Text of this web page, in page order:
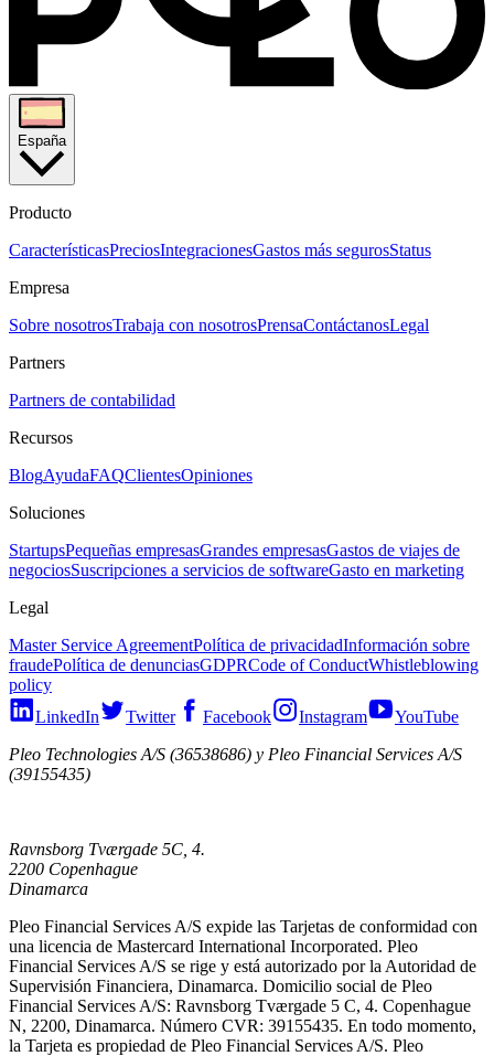
España
Producto
CaracterísticasPreciosIntegracionesGastos más segurosStatus
Empresa
Sobre nosotrosTrabaja con nosotrosPrensaContáctanosLegal
Partners
Partners de contabilidad
Recursos
BlogAyudaFAQClientesOpiniones
Soluciones
StartupsPequeñas empresasGrandes empresasGastos de viajes de
negociosSuscripciones a servicios de softwareGasto en marketing
Legal
Master Service AgreementPolítica de privacidadInformación sobre
fraudePolítica de denunciasGDPRCode of ConductWhistleblowing
policy
LinkedIn
Twitter Facebook Instagram
YouTube
Pleo Technologies A/S (36538686) y Pleo Financial Services A/S
(39155435)
Ravnsborg Tværgade 5C, 4.
2200 Copenhague
Dinamarca
Pleo Financial Services A/S expide las Tarjetas de conformidad con
una licencia de Mastercard International Incorporated. Pleo
Financial Services A/S se rige y está autorizado por la Autoridad de
Supervisión Financiera, Dinamarca. Domicilio social de Pleo
Financial Services A/S: Ravnsborg Tværgade 5 C, 4. Copenhague
N, 2200, Dinamarca. Número CVR: 39155435. En todo momento,
la Tarjeta es propiedad de Pleo Financial Services A/S. Pleo